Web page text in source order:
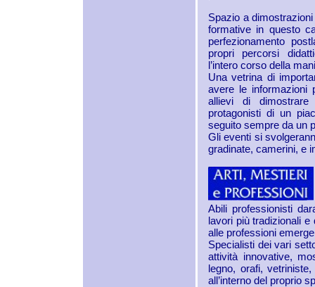
Spazio a
formative in questo
perfezionamento
propri percorsi
l’intero corso della
Una vetrina di
avere le informazioni
allievi di
protagonisti di un
seguito sempre da un
Gli eventi si
gradinate, camerini, e
Abili professionisti
lavori più tradizionali
alle professioni
Specialisti dei vari
attività innovative,
legno, orafi,
all’interno del proprio